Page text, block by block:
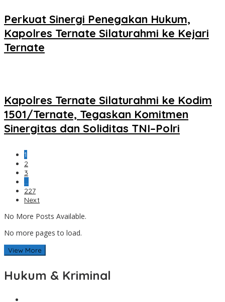
Perkuat Sinergi Penegakan Hukum,
Kapolres Ternate Silaturahmi ke Kejari
Ternate
Kapolres Ternate Silaturahmi ke Kodim
1501/Ternate, Tegaskan Komitmen
Sinergitas dan Soliditas TNI–Polri
1
2
3
…
227
Next
No More Posts Available.
No more pages to load.
View More
Hukum & Kriminal